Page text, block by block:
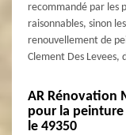
recommandé par les
raisonnables, sinon
renouvellement de
Clement Des Levees,
AR Rénovation
pour la
le 49350